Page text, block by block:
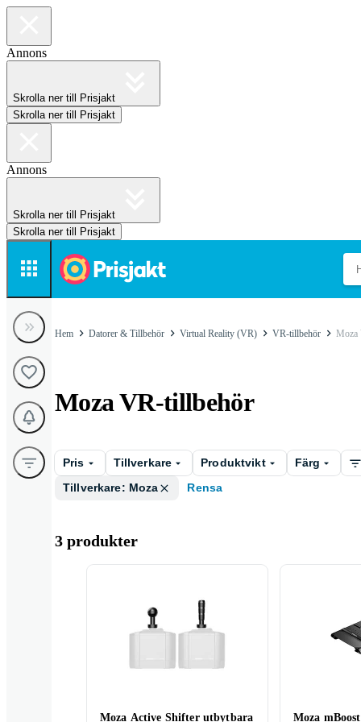
Annons
Skrolla ner till Prisjakt
Skrolla ner till Prisjakt
Annons
Skrolla ner till Prisjakt
Skrolla ner till Prisjakt
Hem Datorer & Tillbehör Virtual Reality (VR) VR-tillbehör Moza
Moza VR-tillbehör
Pris Tillverkare Produktvikt
Färg
Tillverkare: Moza
Rensa
3 produkter
Moza Active Shifter utbytbara Moza